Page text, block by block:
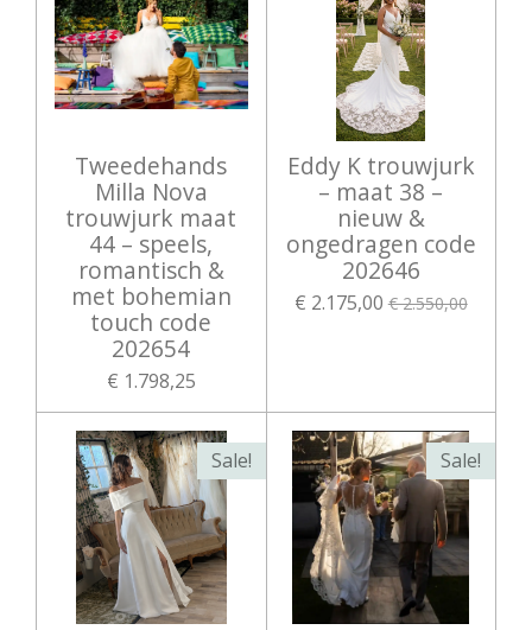
Tweedehands
Milla Nova
trouwjurk maat
44 – speels,
romantisch &
met bohemian
touch code
202654
€ 1.798,25
Eddy K trouwjurk
– maat 38 –
nieuw &
ongedragen code
202646
€ 2.175,00 € 2.550,00
Sale! Sale!